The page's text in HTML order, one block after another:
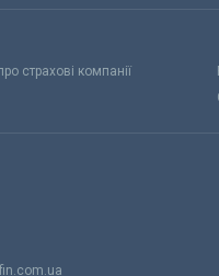
страхові компанії